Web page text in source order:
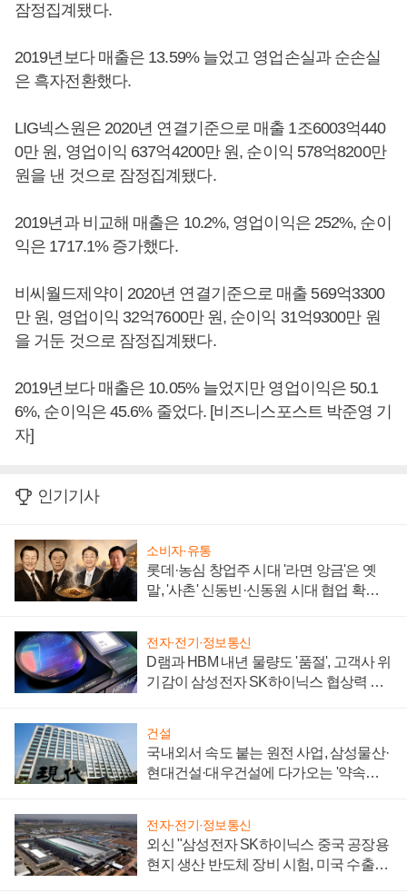
잠정집계됐다.
2019년보다 매출은 13.59% 늘었고 영업손실과 순손실
은 흑자전환했다.
LIG넥스원은 2020년 연결기준으로 매출 1조6003억440
0만 원, 영업이익 637억4200만 원, 순이익 578억8200만
원을 낸 것으로 잠정집계됐다.
2019년과 비교해 매출은 10.2%, 영업이익은 252%, 순이
익은 1717.1% 증가했다.
비씨월드제약이 2020년 연결기준으로 매출 569억3300
만 원, 영업이익 32억7600만 원, 순이익 31억9300만 원
을 거둔 것으로 잠정집계됐다.
2019년보다 매출은 10.05% 늘었지만 영업이익은 50.1
6%, 순이익은 45.6% 줄었다. [비즈니스포스트 박준영 기
자]
인기기사
소비자·유통
롯데·농심 창업주 시대 '라면 앙금'은 옛
말, '사촌' 신동빈·신동원 시대 협업 확대
전자·전기·정보통신
D램과 HBM 내년 물량도 '품절', 고객사 위
기감이 삼성전자 SK하이닉스 협상력 더
건설
국내외서 속도 붙는 원전 사업, 삼성물산·
현대건설·대우건설에 다가오는 '약속의
전자·전기·정보통신
외신 "삼성전자 SK하이닉스 중국 공장용
현지 생산 반도체 장비 시험, 미국 수출통